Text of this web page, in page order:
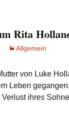
Rita
Allgemein
von Luke
Leben
ihres